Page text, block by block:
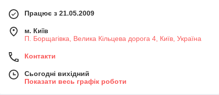
Працює з 21.05.2009
м. Київ
П. Борщагівка, Велика Кільцева дорога 4, Київ, Україна
Контакти
Сьогодні вихідний
Показати весь графік роботи